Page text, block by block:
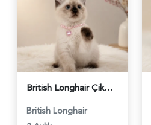
British Longhair Çikolatalı Sütlü Dişi Yavrumuz - 6347
British Longhair